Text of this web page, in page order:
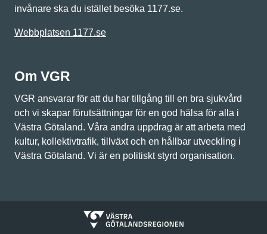
invånare ska du istället besöka 1177.se.
Webbplatsen 1177.se
Om VGR
VGR ansvarar för att du har tillgång till en bra sjukvård
och vi skapar förutsättningar för en god hälsa för alla i
Västra Götaland. Våra andra uppdrag är att arbeta med
kultur, kollektivtrafik, tillväxt och en hållbar utveckling i
Västra Götaland. Vi är en politiskt styrd organisation.